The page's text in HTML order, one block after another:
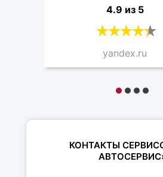
4.9 из 5
yandex.ru
КОНТАКТЫ